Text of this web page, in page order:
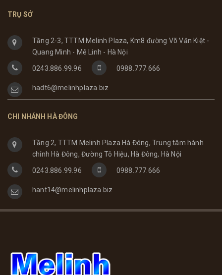
TRỤ SỞ
Tầng 2-3, TTTM Melinh Plaza, Km8 đường Võ Văn Kiệt -
Quang Minh - Mê Linh - Hà Nội
0243.886.99.96 0988.777.666
hadt6@melinhplaza.biz
CHI NHÁNH HÀ ĐÔNG
Tầng 2, TTTM Melinh Plaza Hà Đông, Trung tâm hành
chính Hà Đông, Đường Tô Hiệu, Hà Đông, Hà Nội
0243.886.99.96 0988.777.666
hant14@melinhplaza.biz